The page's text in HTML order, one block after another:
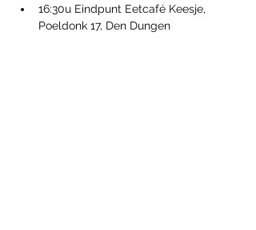
16:30u Eindpunt Eetcafé Keesje,
Poeldonk 17, Den Dungen